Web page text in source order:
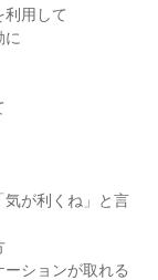
用して
に
気が利くね」と言
ーションが取れる